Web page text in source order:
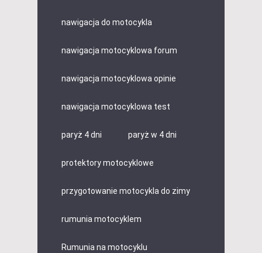
nawigacja do motocykla
nawigacja motocyklowa forum
nawigacja motocyklowa opinie
nawigacja motocyklowa test
paryż 4 dni paryż w 4 dni
protektory motocyklowe
przygotowanie motocykla do zimy
rumunia motocyklem
Rumunia na motocyklu